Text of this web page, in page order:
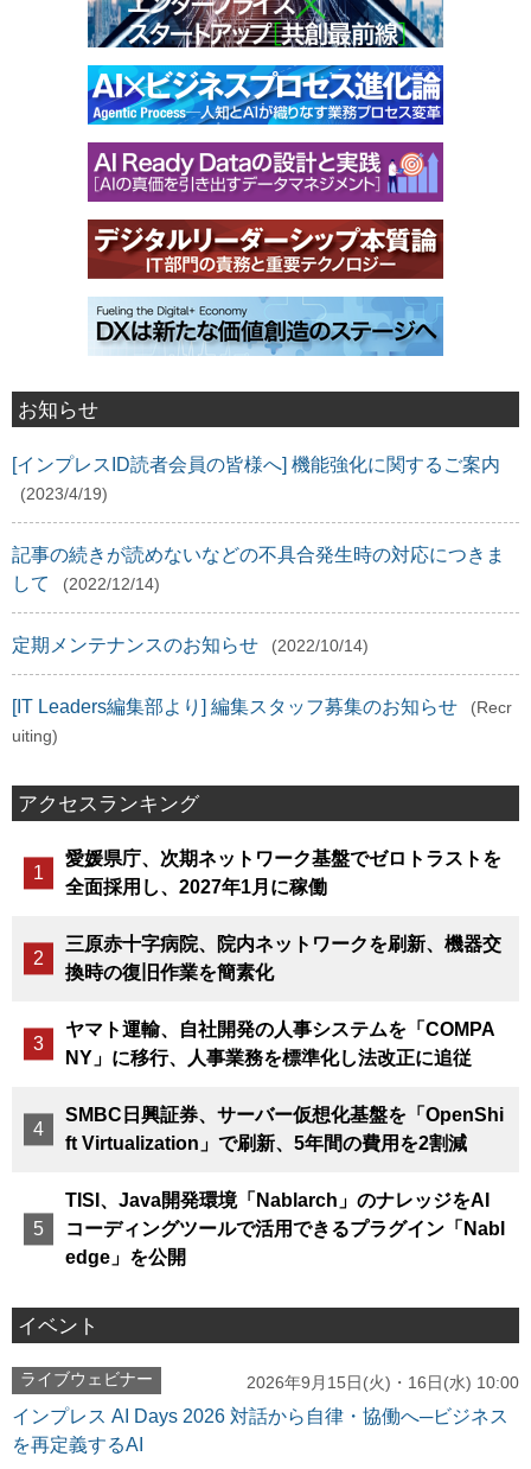
お知らせ
[インプレスID読者会員の皆様へ] 機能強化に関するご案内
(2023/4/19)
記事の続きが読めないなどの不具合発生時の対応につきま
して
(2022/12/14)
定期メンテナンスのお知らせ (2022/10/14)
[IT Leaders編集部より] 編集スタッフ募集のお知らせ
(Recr
uiting)
アクセスランキング
愛媛県庁、次期ネットワーク基盤でゼロトラストを
全面採用し、2027年1月に稼働
三原赤十字病院、院内ネットワークを刷新、機器交
換時の復旧作業を簡素化
ヤマト運輸、自社開発の人事システムを「COMPA
NY」に移行、人事業務を標準化し法改正に追従
SMBC日興証券、サーバー仮想化基盤を「OpenShi
ft Virtualization」で刷新、5年間の費用を2割減
TISI、Java開発環境「Nablarch」のナレッジをAI
コーディングツールで活用できるプラグイン「Nabl
edge」を公開
イベント
ライブウェビナー 2026年9月15日(火)・16日(水) 10:00
インプレス AI Days 2026 対話から自律・協働へ─ビジネス
を再定義するAI